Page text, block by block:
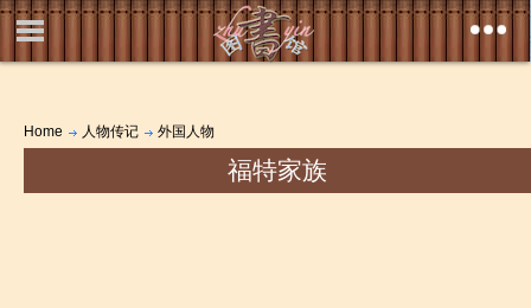
Home 人物传记 外国人物
福特家族